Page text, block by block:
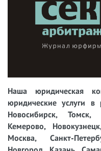
Наша юридическая
юридические услуги
Новосибирск,
Кемерово,
Москва, Санкт-